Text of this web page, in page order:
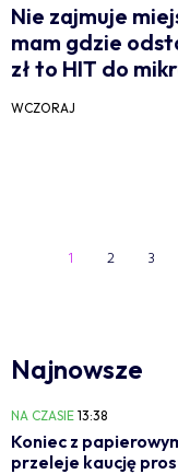
Nie zajmuje
mam gdzie
zł to HIT do
WCZORAJ
1 2 3
Najnowsze
NA CZASIE 13:38
Koniec z
przeleje kaucję